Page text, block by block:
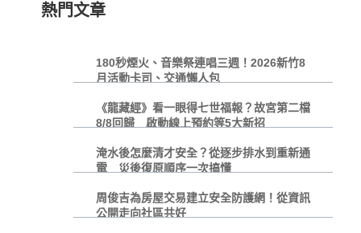
熱門文章
180秒煙火、音樂祭連唱三週！2026新竹8
月活動卡司、交通懶人包
《龍藏經》看一眼得七世福報？故宮第二檔
8/8回歸 啟動線上預約等5大新招
淹水後怎麼清才安全？從逐步排水到重新通
電 災後復原順序一次搞懂
周俊吉為房屋交易建立安全防護網！從資訊
公開走向社區共好